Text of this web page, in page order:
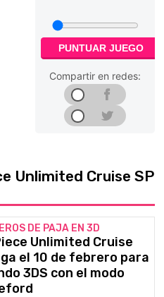
PUNTUAR JUEGO
Compartir en redes:
Unlimited Cruise SP
DE PAJA EN 3D
Unlimited Cruise
el 10 de febrero para
3DS con el modo